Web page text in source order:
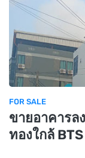
FOR SALE
ขายอาคาร
ทองใกล้